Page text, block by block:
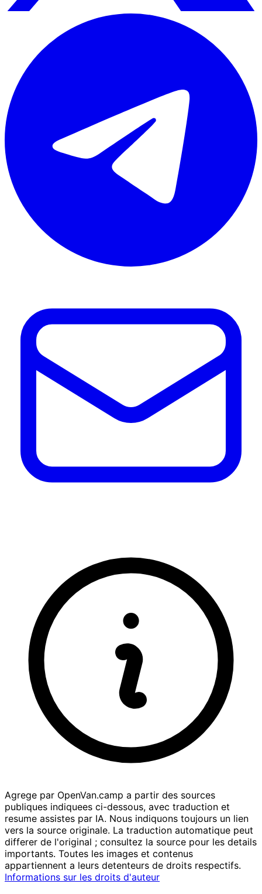
Agrege par OpenVan.camp a partir des sources
publiques indiquees ci-dessous, avec traduction et
resume assistes par IA. Nous indiquons toujours un lien
vers la source originale. La traduction automatique peut
differer de l'original ; consultez la source pour les details
importants. Toutes les images et contenus
appartiennent a leurs detenteurs de droits respectifs.
Informations sur les droits d'auteur